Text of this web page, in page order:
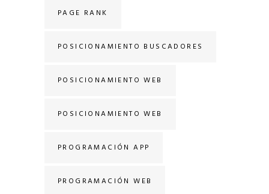
PAGE RANK
POSICIONAMIENTO BUSCADORES
POSICIONAMIENTO WEB
POSICIONAMIENTO WEB
PROGRAMACIÓN APP
PROGRAMACIÓN WEB